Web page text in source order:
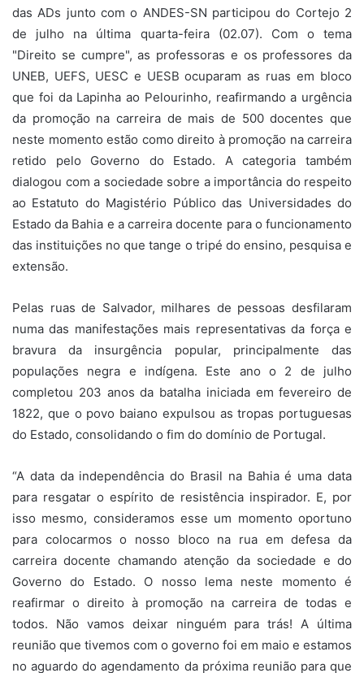
das ADs junto com o ANDES-SN participou do Cortejo 2
de julho na última quarta-feira (02.07). Com o tema
"Direito se cumpre", as professoras e os professores da
UNEB, UEFS, UESC e UESB ocuparam as ruas em bloco
que foi da Lapinha ao Pelourinho, reafirmando a urgência
da promoção na carreira de mais de 500 docentes que
neste momento estão como direito à promoção na carreira
retido pelo Governo do Estado. A categoria também
dialogou com a sociedade sobre a importância do respeito
ao Estatuto do Magistério Público das Universidades do
Estado da Bahia e a carreira docente para o funcionamento
das instituições no que tange o tripé do ensino, pesquisa e
extensão.
Pelas ruas de Salvador, milhares de pessoas desfilaram
numa das manifestações mais representativas da força e
bravura da insurgência popular, principalmente das
populações negra e indígena. Este ano o 2 de julho
completou 203 anos da batalha iniciada em fevereiro de
1822, que o povo baiano expulsou as tropas portuguesas
do Estado, consolidando o fim do domínio de Portugal.
“A data da independência do Brasil na Bahia é uma data
para resgatar o espírito de resistência inspirador. E, por
isso mesmo, consideramos esse um momento oportuno
para colocarmos o nosso bloco na rua em defesa da
carreira docente chamando atenção da sociedade e do
Governo do Estado. O nosso lema neste momento é
reafirmar o direito à promoção na carreira de todas e
todos. Não vamos deixar ninguém para trás! A última
reunião que tivemos com o governo foi em maio e estamos
no aguardo do agendamento da próxima reunião para que